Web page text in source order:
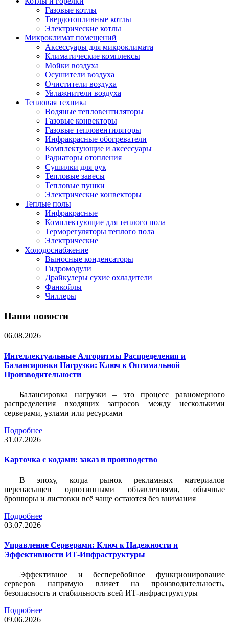
Газовые котлы
Твердотопливные котлы
Электрические котлы
Микроклимат помещений
Аксессуары для микроклимата
Климатические комплексы
Мойки воздуха
Осушители воздуха
Очистители воздуха
Увлажнители воздуха
Тепловая техника
Водяные тепловентиляторы
Газовые конвекторы
Газовые тепловентиляторы
Инфракрасные обогреватели
Комплектующие и аксессуары
Радиаторы отопления
Сушилки для рук
Тепловые завесы
Тепловые пушки
Электрические конвекторы
Теплые полы
Инфракрасные
Комплектующие для теплого пола
Терморегуляторы теплого пола
Электрические
Холодоснабжение
Выносные конденсаторы
Гидромодули
Драйкулеры сухие охладители
Фанкойлы
Чиллеры
Наши новости
06.08.2026
Интеллектуальные Алгоритмы Распределения и
Балансировки Нагрузки: Ключ к Оптимальной
Производительности
Балансировка нагрузки – это процесс равномерного
распределения входящих запросов между несколькими
серверами, узлами или ресурсами
Подробнее
31.07.2026
Карточка c кодами: заказ и производство
В эпоху, когда рынок рекламных материалов
перенасыщен однотипными объявлениями, обычные
брошюры и листовки всё чаще остаются без внимания
Подробнее
03.07.2026
Управление Серверами: Ключ к Надежности и
Эффективности ИТ-Инфраструктуры
Эффективное и бесперебойное функционирование
серверов напрямую влияет на производительность,
безопасность и стабильность всей ИТ-инфраструктуры
Подробнее
09.06.2026